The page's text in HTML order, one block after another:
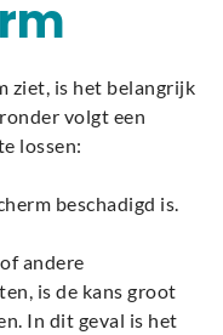
ziet, is het belangrijk
volgt een
lossen:
beschadigd is.
andere
is de kans groot
In dit geval is het